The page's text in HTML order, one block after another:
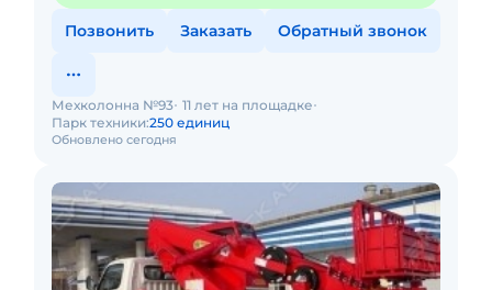
Позвонить Заказать Обратный звонок
Обновлено сегодня
Мехколонна №93 11 лет на площадке
Парк техники:250 единиц